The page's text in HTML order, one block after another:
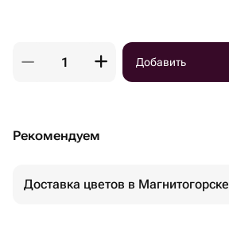
Добавить
Рекомендуем
Доставка цветов в Магнитогорске